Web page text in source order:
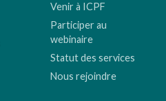
Venir à ICPF
Participer au
webinaire
Statut des services
Nous rejoindre